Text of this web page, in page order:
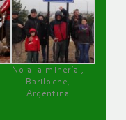
No a la minería ,
Bariloche,
Argentina